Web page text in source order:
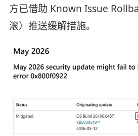
方已借助 Known Issue
滚）推送缓解措施。